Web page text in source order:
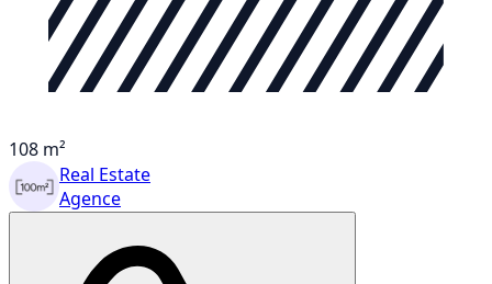
108 m²
Real Estate
Agence